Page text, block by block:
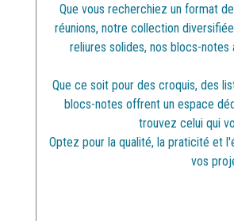
Que vous recherchiez un format
réunions, notre collection
reliures solides, nos blocs-
Que ce soit pour des croquis, des
blocs-notes offrent un espace
trouvez celui qui
Optez pour la qualité, la praticité et
vos